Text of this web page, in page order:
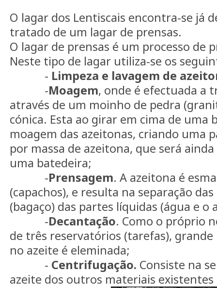
O lagar dos Lentiscais encontra-se já
tratado de um lagar de prensas.
O lagar de prensas é um processo de
Neste tipo de lagar utiliza-se os
- Limpeza e lavagem de
-Moagem, onde é efectuada a
através de um moinho de pedra
cónica. Esta ao girar em cima de uma
moagem das azeitonas, criando uma
por massa de azeitona, que será
uma batedeira;
-Prensagem. A azeitona é
(capachos), e resulta na separação
(bagaço) das partes líquidas (água e o
-Decantação. Como o próprio
de três reservatórios (tarefas),
no azeite é eleminada;
- Centrifugação. Consiste na
azeite dos outros materiais